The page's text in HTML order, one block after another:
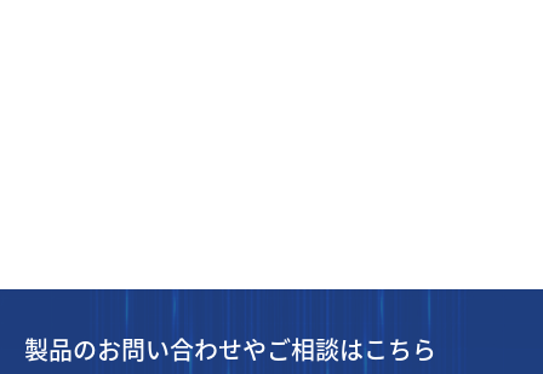
製品のお問い合わせやご相談はこちら